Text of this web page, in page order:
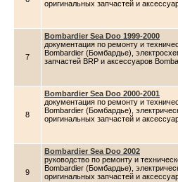
оригинальных запчастей и
7
Bombardier Sea Doo 1999-2000
документация по ремонту и
Bombardier (Бомбардье),
запчастей BRP и аксессуаров
8
Bombardier Sea Doo 2000-2001
документация по ремонту и
Bombardier (Бомбардье),
оригинальных запчастей и
9
Bombardier Sea Doo 2002
руководство по ремонту и
Bombardier (Бомбардье),
оригинальных запчастей и